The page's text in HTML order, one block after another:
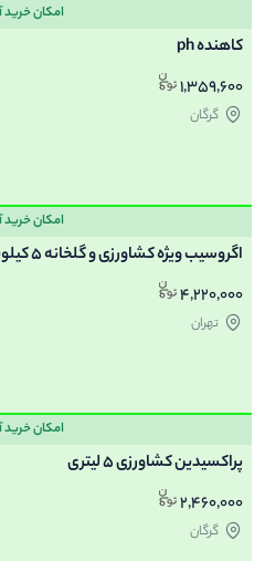
امکان خرید
کاهنده ph
1,359,600
گرگان
امکان خرید
اگروسیب ویژه کشاورزی و گلخانه 5 کیلویی
4,220,000
تهران
امکان خرید
پراکسیدین کشاورزی 5 لیتری
2,460,000
گرگان